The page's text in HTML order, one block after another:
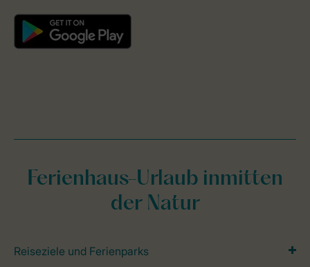
Ferienhaus-Urlaub inmitten
der Natur
Reiseziele und Ferienparks